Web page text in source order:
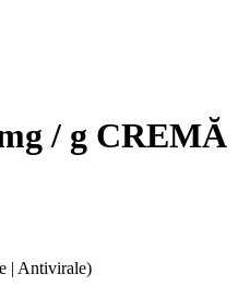
/ g CREMĂ
| Antivirale)